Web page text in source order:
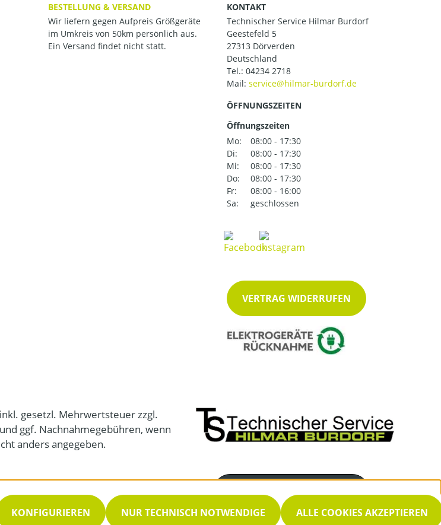
BESTELLUNG & VERSAND
Wir liefern gegen Aufpreis Größgeräte
im Umkreis von 50km persönlich aus.
Ein Versand findet nicht statt.
KONTAKT
Technischer Service Hilmar Burdorf
Geestefeld 5
27313 Dörverden
Deutschland
Tel.: 04234 2718
Mail:
ÖFFNUNGSZEITEN
Öffnungszeiten
Mo:
08:00 - 17:30
Di:
08:00 - 17:30
Mi:
08:00 - 17:30
Do:
08:00 - 17:30
Fr:
08:00 - 16:00
Sa:
geschlossen
VERTRAG WIDERRUFEN
gesetzl. Mehrwertsteuer zzgl.
und ggf. Nachnahmegebühren, wenn
anders angegeben.
04234 2718
NUR TECHNISCH NOTWENDIGE
KONFIGURIEREN ALLE COOKIES AKZEPTIEREN